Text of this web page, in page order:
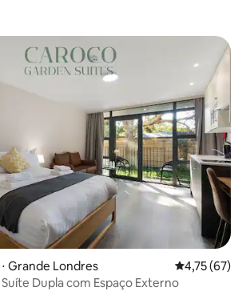
Grande Londres 4,75 de uma
4,75 (67)
Dupla com Espaço Externo